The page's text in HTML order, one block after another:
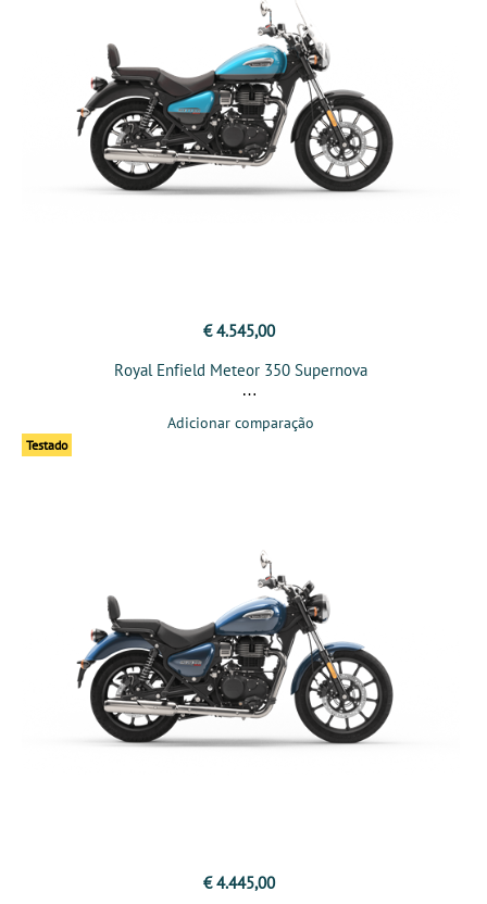
€ 4.545,00
Royal Enfield Meteor 350 Supernova
Adicionar comparação
Testado
€ 4.445,00